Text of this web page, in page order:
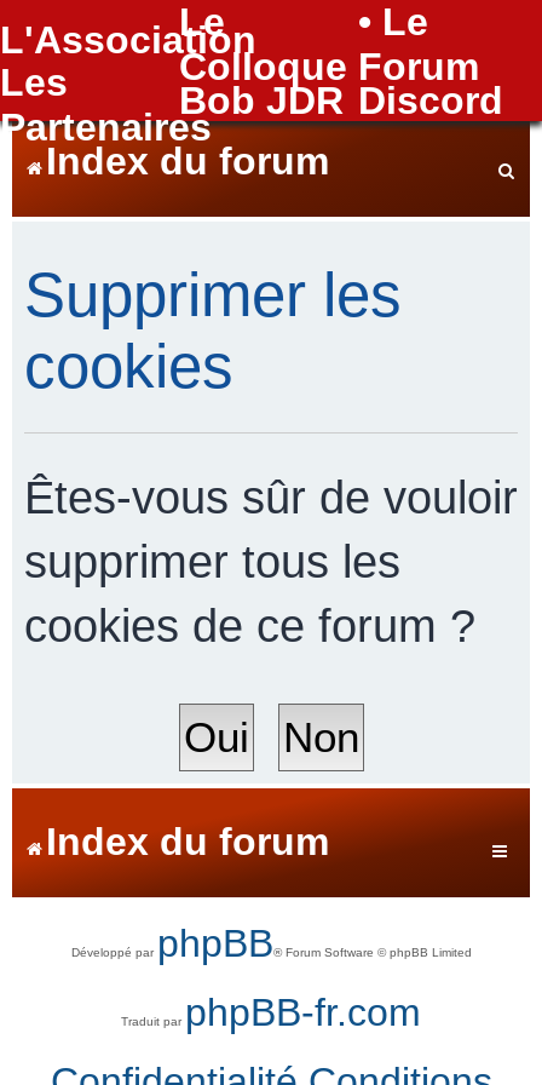
L'Association
Le
Colloque
• Le
Forum
Les
Partenaires
Bob JDR Discord
FAQ
Index du forum
h
h
e
Supprimer les
cookies
Êtes-vous sûr de vouloir
supprimer tous les
cookies de ce forum ?
Index du forum
Développé par phpBB® Forum Software © phpBB Limited
Traduit par phpBB-fr.com